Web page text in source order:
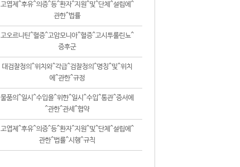
고엽제^후유^의증^등^환자^지원^및^단체^설립에^
관한^법률
고오르니틴^혈증^고암모니아^혈증^고시투룰린뇨^
증후군
대검찰청의^위치와^각급^검찰청의^명칭^및^위치
에^관한^규정
물품의^일시^수입을^위한^일시^수입^통관^증서에
^관한^관세^협약
고엽제^후유^의증^등^환자^지원^및^단체^설립에^
관한^법률^시행^규칙